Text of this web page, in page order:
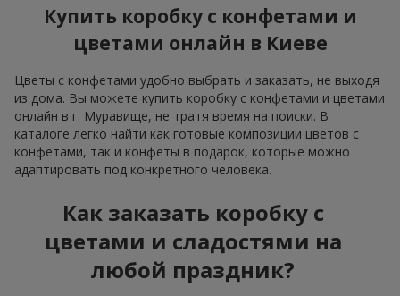
Купить коробку с конфетами и
цветами онлайн в Киеве
Цветы с конфетами удобно выбрать и заказать, не выходя
из дома. Вы можете купить коробку с конфетами и цветами
онлайн в г. Муравище, не тратя время на поиски. В
каталоге легко найти как готовые композиции цветов с
конфетами, так и конфеты в подарок, которые можно
адаптировать под конкретного человека.
Как заказать коробку с
цветами и сладостями на
любой праздник?